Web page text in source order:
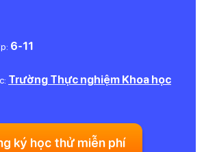
6-11
Trường Thực nghiệm Khoa học
ký học thử miễn phí